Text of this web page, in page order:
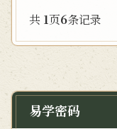
共 1页6条记录
易学密码